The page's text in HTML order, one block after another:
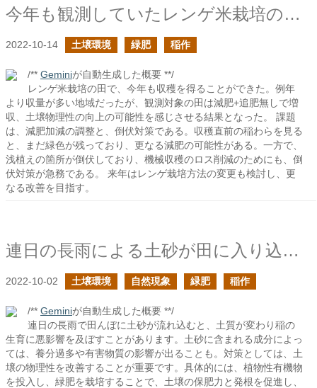
今年も観測していたレンゲ米栽培の田が無事に収穫を迎えたそうです2022
2022-10-14 土壌環境 緑肥 稲作
/** Geminiが自動生成した概要 **/
レンゲ米栽培の田で、今年も収穫を得ることができた。例年
より収量が多い地域だったが、観測対象の田は減肥+追肥無しで増
収、土壌物理性の向上の可能性を感じさせる結果となった。 課題
は、減肥加減の調整と、倒伏対策である。収穫直前の稲わらを見る
と、まだ緑色が残っており、更なる減肥の可能性がある。一方で、
浅植えの箇所が倒伏しており、機械収穫のロス削減のためにも、倒
伏対策が急務である。 来年はレンゲ栽培方法の変更も検討し、更
なる改善を目指す。
連日の長雨による土砂が田に入り込みイネの生育が不調になる
2022-10-02 土壌環境 自然現象 緑肥 稲作
/** Geminiが自動生成した概要 **/
連日の長雨で田んぼに土砂が流れ込むと、土質が変わり稲の
生育に悪影響を及ぼすことがあります。土砂に含まれる成分によっ
ては、養分過多や有害物質の影響が出ることも。対策としては、土
壌の物理性を改善することが重要です。具体的には、植物性有機物
を投入し、緑肥を栽培することで、土壌の保肥力と発根を促進し、